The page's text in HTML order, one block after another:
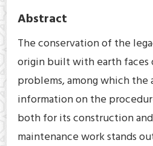
Abstract
The conservation of the
origin built with earth
problems, among which the
information on the
both for its construction
maintenance work stands